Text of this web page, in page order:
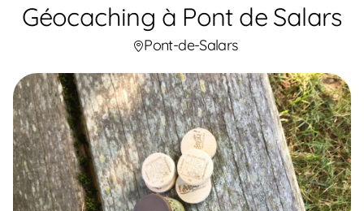
Géocaching à Pont de Salars
Pont-de-Salars